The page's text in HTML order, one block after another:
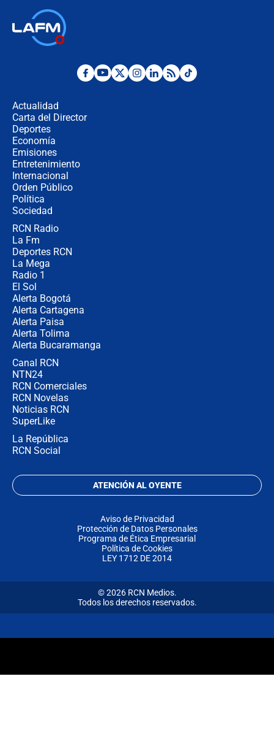
Posesión de Abelardo De La Espriella
Actualidad
Carta del Director
Deportes
Economía
Emisiones
Entretenimiento
Internacional
Orden Público
Política
Sociedad
RCN Radio
La Fm
Deportes RCN
La Mega
Radio 1
El Sol
Alerta Bogotá
Alerta Cartagena
Alerta Paisa
Alerta Tolima
Alerta Bucaramanga
Canal RCN
NTN24
RCN Comerciales
RCN Novelas
Noticias RCN
SuperLike
La República
RCN Social
ATENCIÓN AL OYENTE
Aviso de Privacidad
Protección de Datos Personales
Programa de Ética Empresarial
Política de Cookies
LEY 1712 DE 2014
© 2026 RCN Medios.
Todos los derechos reservados.